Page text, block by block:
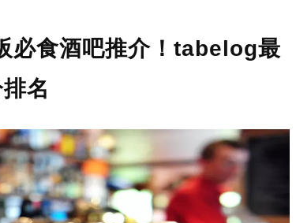
必食酒吧推介！tabelog最
名